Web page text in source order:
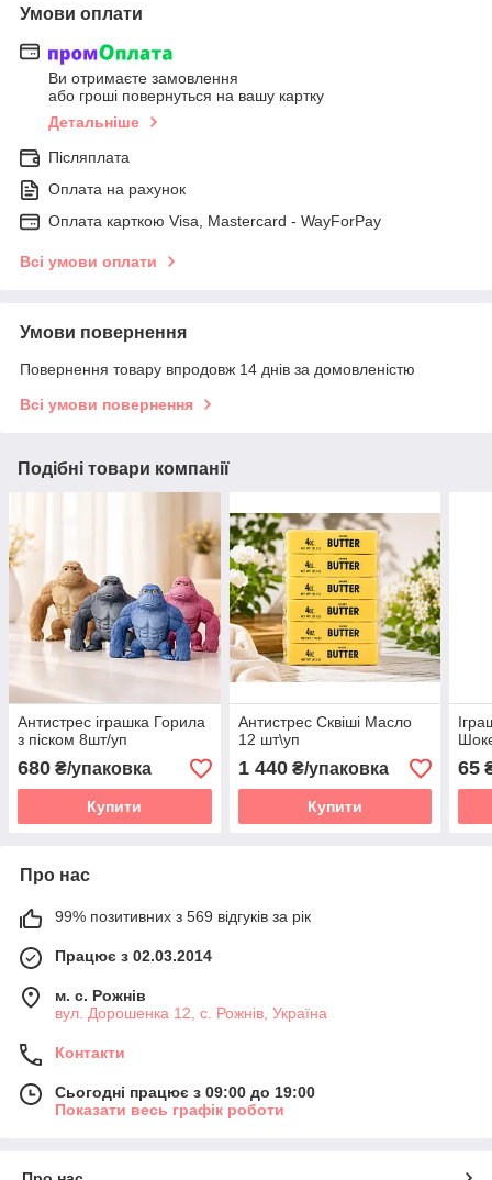
Умови оплати
Ви отримаєте замовлення
або гроші повернуться на вашу картку
Детальніше
Післяплата
Оплата на рахунок
Оплата карткою Visa, Mastercard - WayForPay
Всі умови оплати
Умови повернення
Повернення товару впродовж 14 днів за домовленістю
Всі умови повернення
Подібні товари компанії
Антистрес іграшка Горила
з піском 8шт/уп
680 ₴/упаковка
Купити
Антистрес Сквіші Масло
12 шт\уп
1 440₴/упаковка
Купити
65
Про нас
99% позитивних з 569 відгуків за рік
Працює з 02.03.2014
м. с. Рожнів
вул. Дорошенка 12, с. Рожнів, Україна
Контакти
Сьогодні працює з 09:00 до 19:00
Показати весь графік роботи